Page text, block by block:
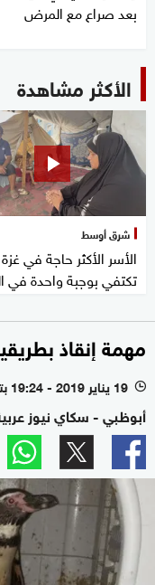
بعد صراع مع المرض
الأكثر مشاهدة
شرق أوسط
الأسر الأكثر حاجة في غزة
تكتفي بوجبة واحدة في
مهمة إنقاذ
l 19 يناير 2019 - 19:24 بتوقيت أبوظبي
أبوظبي - سكاي نيوز